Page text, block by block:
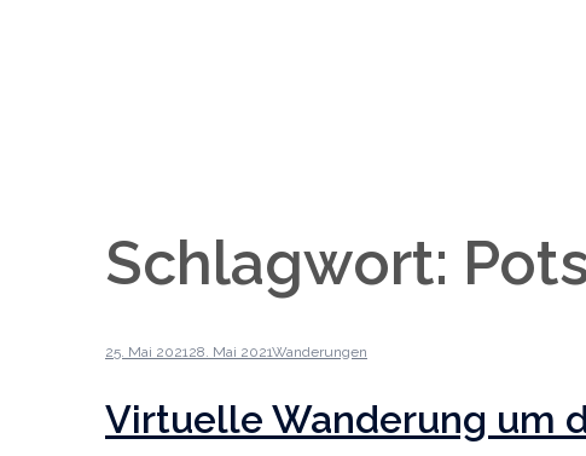
Schlagwort:
25. Mai 202128. Mai 2021Wanderungen
Virtuelle Wanderung um